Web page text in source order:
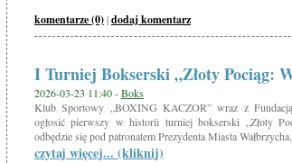
komentarze (0)|dodaj komentarz
I Turniej Bokserski „Złoty Pociąg:
2026-03-23 11:40 -Boks
Klub Sportowy „BOXING KACZOR” wraz z Fundacją
ogłosić pierwszy w historii turniej bokserski „Złoty
odbędzie się pod patronatem Prezydenta Miasta
czytaj więcej... (kliknij)